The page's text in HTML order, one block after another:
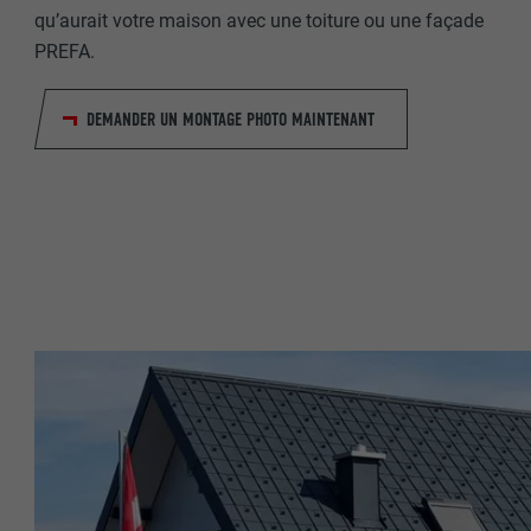
qu’aurait votre maison avec une toiture ou une façade
PREFA.
DEMANDER UN MONTAGE PHOTO MAINTENANT
EXPIRATION
UTILITÉ
EXPIRATION
UTILITÉ